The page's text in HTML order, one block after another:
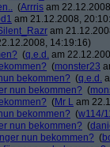
(Arrris am
am 21.12.2008,
am
14:19:16)
(q.e.d. am
(monster23
bekommen? (q.e.d.
nun bekommen? (
(Mr L am
bekommen? (w114/
nun bekommen? (
nun bekommen? (